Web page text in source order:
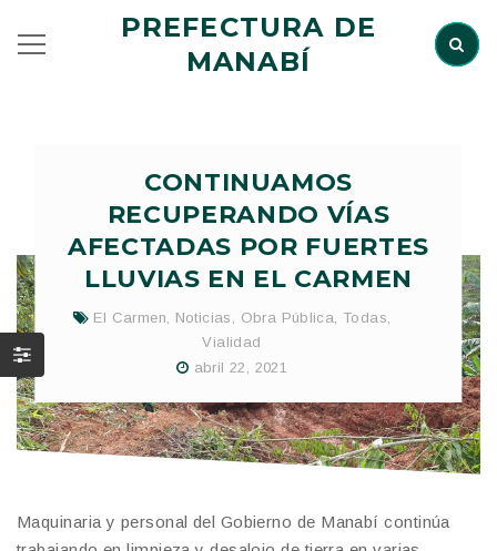
PREFECTURA DE
MANABÍ
CONTINUAMOS
RECUPERANDO VÍAS
AFECTADAS POR FUERTES
LLUVIAS EN EL CARMEN
El Carmen, Noticias , Obra Pública, Todas,
Vialidad
abril 22, 2021
Maquinaria y personal del Gobierno de Manabí continúa